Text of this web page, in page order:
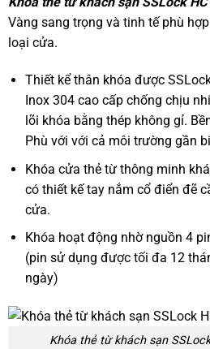
Vàng sang trọng và tinh tế phù
loại cửa.
Thiết kể thân khóa được
Inox 304 cao cấp chống chịu
lõi khóa bằng thép không gỉ.
Phù với với cả môi trường gần
Khóa cửa thẻ từ thông minh
có thiết kế tay nắm cổ điển đẽ
cửa.
Khóa hoạt động nhờ nguồn 4
(pin sử dụng được tối đa 12
ngày)
Khóa thẻ từ khách sạn